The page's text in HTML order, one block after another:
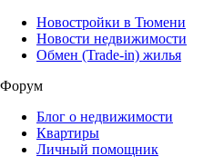
Новостройки в Тюмени
Новости недвижимости
Обмен (Trade-in) жилья
Форум
Блог о недвижимости
Квартиры
Личный помощник